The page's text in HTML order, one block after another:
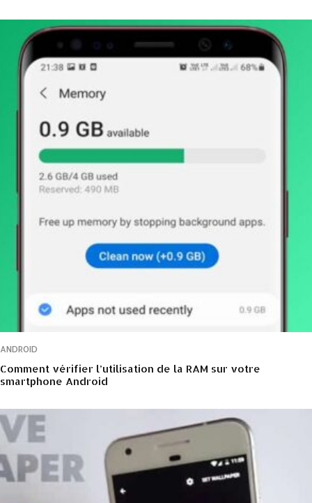
ANDROID
Comment vérifier l’utilisation de la RAM sur votre
smartphone Android